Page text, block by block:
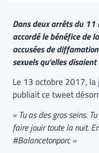
Dans deux arrêts du
accordé le bénéfice de
accusées de
sexuels qu’elles
Le 13 octobre 2017,
publiait ce tweet
« Tu as des gros seins.
faire jouir toute la nuit.
#Balancetonporc »